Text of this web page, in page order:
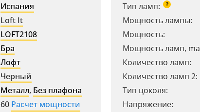
Испания
Loft It
LOFT2108
Бра
Лофт
Черный
Металл, Без плафона
60 Расчет мощности
Тип ламп: ?
Мощность лампы:
Мощность:
Мощность ламп,
Количество ламп:
Количество ламп 2:
Тип цоколя:
Напряжение: